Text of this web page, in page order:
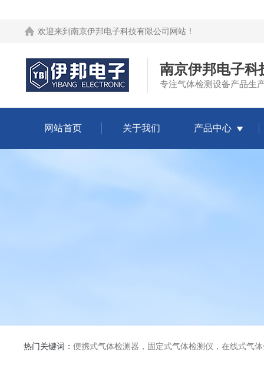
欢迎来到 南京伊邦电子科技有限公司网站 ！
南京伊邦电子科
专注气体检测设备产品生
网站首页 关于我们 产品中心
热门关键词： 便携式气体检测器，固定式气体检测仪，在线式气